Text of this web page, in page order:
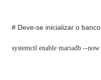
# Deve-se inicializar o
systemctl enable mariadb --now